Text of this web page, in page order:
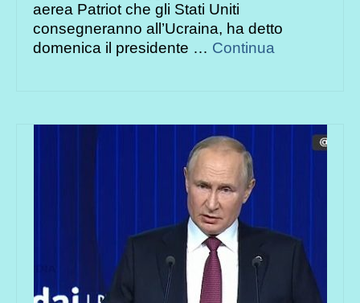
aerea Patriot che gli Stati Uniti
consegneranno all’Ucraina, ha detto
domenica il presidente … Continua